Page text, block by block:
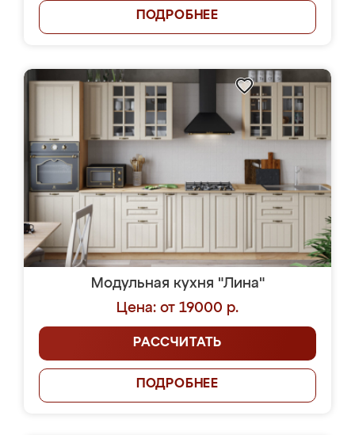
ПОДРОБНЕЕ
Модульная кухня "Лина"
Цена: от 19000 р.
РАССЧИТАТЬ
ПОДРОБНЕЕ